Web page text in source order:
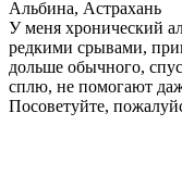
Альбина, Астрахань
У меня хронический
редкими срывами,
дольше обычного,
сплю, не помогают
Посоветуйте,